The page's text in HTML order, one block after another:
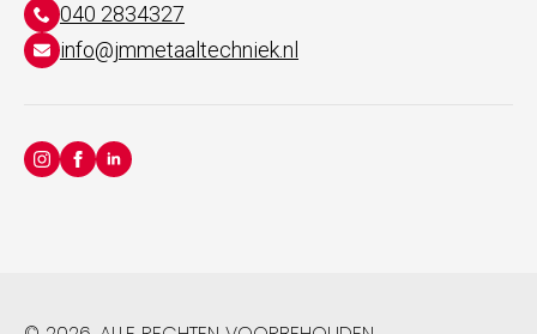
040 2834327
info@jmmetaaltechniek.nl